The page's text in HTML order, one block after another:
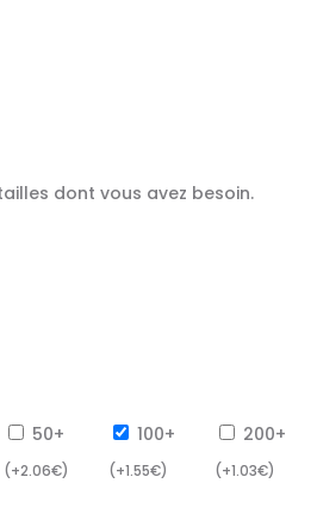
dont vous avez besoin.
50+
(+2.06€)
100+
(+1.55€)
200+
(+1.03€)